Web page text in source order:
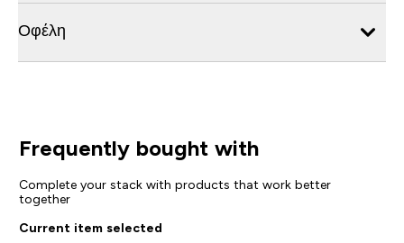
Οφέλη
Frequently bought with
Complete your stack with products that work better
together
Current item selected